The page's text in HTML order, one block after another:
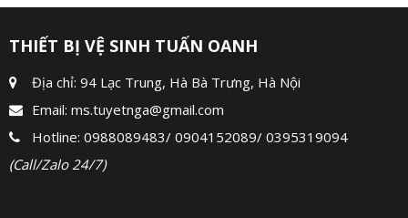
THIẾT BỊ VỆ SINH TUẤN OANH
Địa chỉ: 94 Lạc Trung, Hà Bà Trưng, Hà Nội
Email: ms.tuyetnga@gmail.com
Hotline: 0988089483/ 0904152089/ 0395319094
(Call/Zalo 24/7)